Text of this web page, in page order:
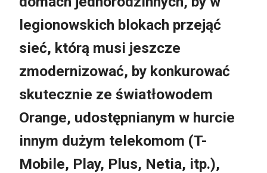
legionowskich blokach przejąć
sieć, którą musi jeszcze
zmodernizować, by konkurować
skutecznie ze światłowodem
Orange, udostępnianym w hurcie
innym dużym telekomom (T-
Mobile, Play, Plus, Netia, itp.),